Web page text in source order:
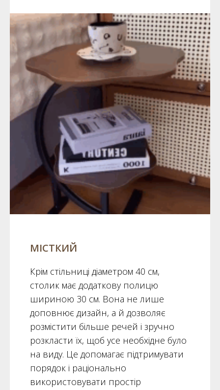
МІСТКИЙ
Крім стільниці діаметром 40 см,
столик має додаткову полицю
шириною 30 см. Вона не лише
доповнює дизайн, а й дозволяє
розмістити більше речей і зручно
розкласти їх, щоб усе необхідне було
на виду. Це допомагає підтримувати
порядок і раціонально
використовувати простір